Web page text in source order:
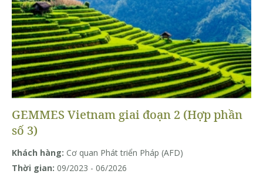
GEMMES Vietnam giai đoạn 2 (Hợp phần
số 3)
Khách hàng: Cơ quan Phát triển Pháp (AFD)
Thời gian: 09/2023 - 06/2026